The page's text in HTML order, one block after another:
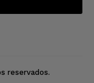
reservados.